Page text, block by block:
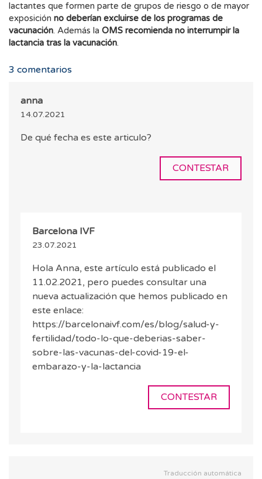
lactantes que formen parte de grupos de riesgo o de mayor
exposición no deberían excluirse de los programas de
vacunación. Además la OMS recomienda no interrumpir la
lactancia tras la vacunación.
3 comentarios
anna
14.07.2021
De qué fecha es este articulo?
CONTESTAR
Barcelona IVF
23.07.2021
Hola Anna, este artículo está publicado el
11.02.2021, pero puedes consultar una
nueva actualización que hemos publicado en
este enlace:
https://barcelonaivf.com/es/blog/salud-y-
fertilidad/todo-lo-que-deberias-saber-
sobre-las-vacunas-del-covid-19-el-
embarazo-y-la-lactancia
CONTESTAR
Traducción automática